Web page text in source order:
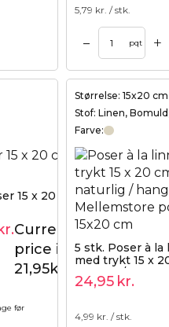
5,79 kr. / stk.
– pqt +
15 x 20 cm -
24,95 kr.
Current
price is:
21,95kr..
før
Størrelse: 15x20 cm
Stof: Linen,
Farve:
5 stk. Poser à la
med trykt 15 x
naturlig /
24,95 kr.
4,99 kr. / stk.